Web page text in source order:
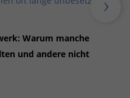
Warum manche
und andere nicht